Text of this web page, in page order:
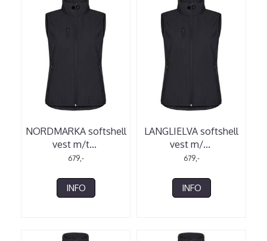
NORDMARKA softshell
vest m/t...
679,-
INFO
LANGLIELVA softshell
vest m/...
679,-
INFO